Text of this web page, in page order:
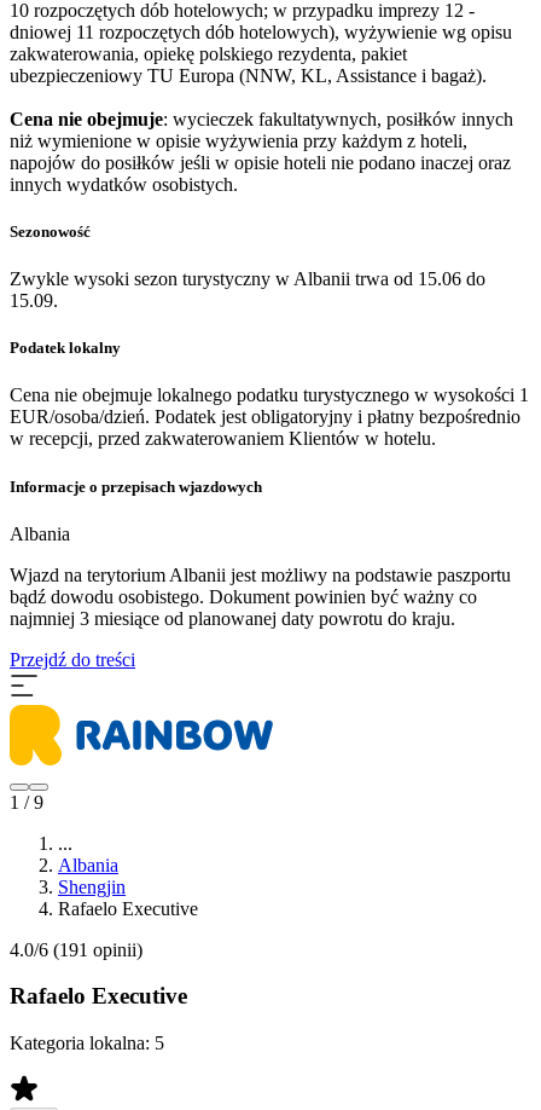
10 rozpoczętych dób hotelowych; w przypadku imprezy 12 -
dniowej 11 rozpoczętych dób hotelowych), wyżywienie wg opisu
zakwaterowania, opiekę polskiego rezydenta, pakiet
ubezpieczeniowy TU Europa (NNW, KL, Assistance i bagaż).
Cena nie obejmuje: wycieczek fakultatywnych, posiłków innych
niż wymienione w opisie wyżywienia przy każdym z hoteli,
napojów do posiłków jeśli w opisie hoteli nie podano inaczej oraz
innych wydatków osobistych.
Sezonowość
Zwykle wysoki sezon turystyczny w Albanii trwa od 15.06 do
15.09.
Podatek lokalny
Cena nie obejmuje lokalnego podatku turystycznego w wysokości 1
EUR/osoba/dzień. Podatek jest obligatoryjny i płatny bezpośrednio
w recepcji, przed zakwaterowaniem Klientów w hotelu.
Informacje o przepisach wjazdowych
Albania
Wjazd na terytorium Albanii jest możliwy na podstawie paszportu
bądź dowodu osobistego. Dokument powinien być ważny co
najmniej 3 miesiące od planowanej daty powrotu do kraju.
Przejdź do treści
1 / 9
...
Albania
Shengjin
Rafaelo Executive
4.0/6 (191 opinii)
Rafaelo Executive
Kategoria lokalna: 5